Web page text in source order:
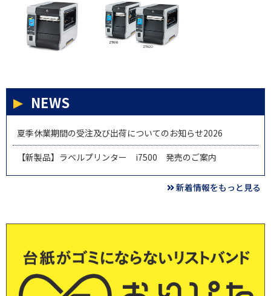
NEWS
夏季休業期間の受注及び出荷についてのお知らせ2026
【新製品】ラベルプリンター i7500 発売のご案内
新着情報をもっと見る